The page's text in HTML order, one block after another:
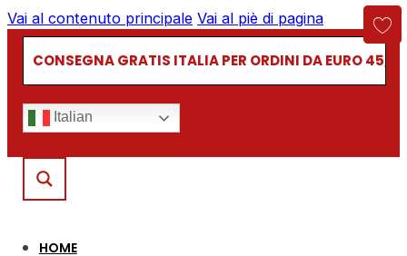
Vai al contenuto principale Vai al piè di pagina
CONSEGNA GRATIS ITALIA PER ORDINI DA EURO
Italian
HOME